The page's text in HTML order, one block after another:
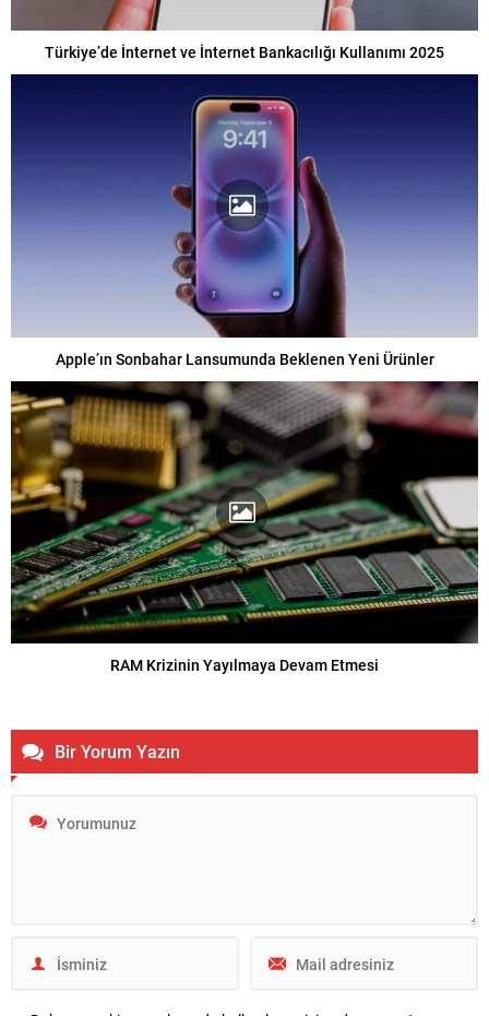
Türkiye’de İnternet ve İnternet Bankacılığı Kullanımı 2025
Apple’ın Sonbahar Lansumunda Beklenen Yeni Ürünler
RAM Krizinin Yayılmaya Devam Etmesi
Bir Yorum Yazın